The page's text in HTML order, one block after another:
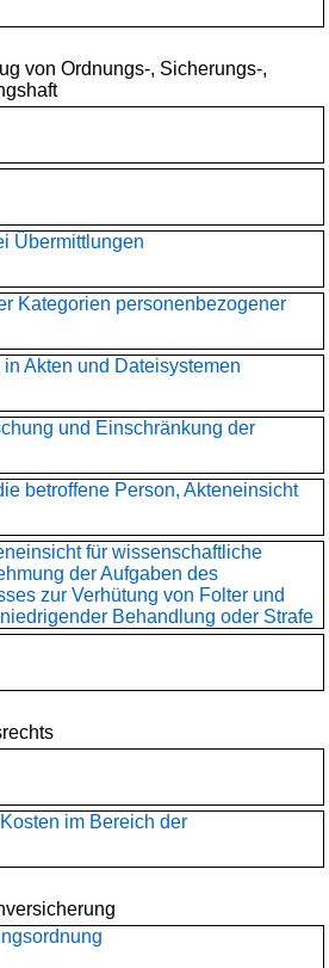
von Ordnungs-, Sicherungs-,
Übermittlungen
Kategorien personenbezogener
Akten und Dateisystemen
und Einschränkung der
betroffene Person, Akteneinsicht
für wissenschaftliche
der Aufgaben des
zur Verhütung von Folter und
Behandlung oder Strafe
im Bereich der